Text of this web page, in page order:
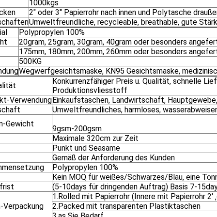
1000kgs
2" oder 3" Papierrohr nach innen und Polytasche
Umweltfreundliche, recycleable, breathable, gute
Polypropylen 100%
20gram, 25gram, 30gram, 40gram oder besonders
175mm, 180mm, 200mm, 260mm oder besonders
500KG
Wegwerfgesichtsmaske, KN95 Gesichtsmaske,
Konkurrenzfähiger Preis u. Qualität, schnelle
Produktionsvliesstoff
VerwendungEinkaufstaschen, Landwirtschaft,
Umweltfreundliches, harmloses,
Gewicht
9gsm-200gsm
Maximale 320cm zur Zeit
Punkt und Seasame
Gemäß der Anforderung des Kunden
Polypropylen 100%
Kein MOQ für weißes/Schwarzes/Blau, eine
(5-10days für dringenden Auftrag) Basis 7-
Verpackung
1.Rolled mit Papierrohr (Innere mit Papierrohr 2'
2.Packed mit transparenten Plastiktaschen